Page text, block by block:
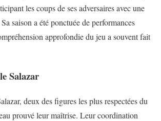
les coups de ses adversaires avec une
saison a été ponctuée de performances
approfondie du jeu a souvent fait
Salazar
deux des figures les plus respectées du
prouvé leur maîtrise. Leur coordination